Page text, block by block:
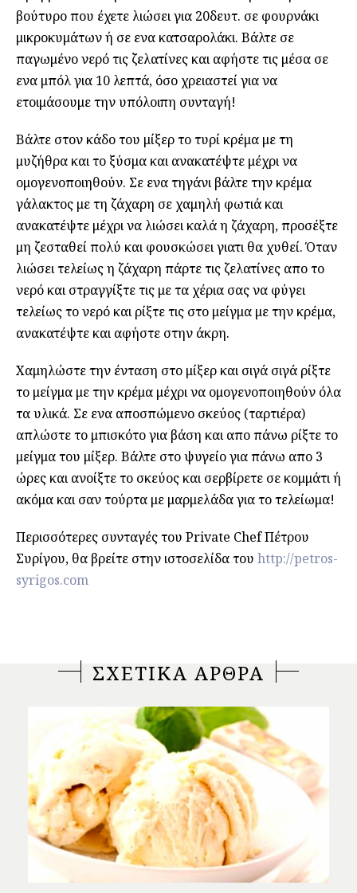
βούτυρο που έχετε λιώσει για 20δευτ. σε φουρνάκι
μικροκυμάτων ή σε ενα κατσαρολάκι. Βάλτε σε
παγωμένο νερό τις ζελατίνες και αφήστε τις μέσα σε
ενα μπόλ για 10 λεπτά, όσο χρειαστεί για να
ετοιμάσουμε την υπόλοιπη συνταγή!
Βάλτε στον κάδο του μίξερ το τυρί κρέμα με τη
μυζήθρα και το ξύσμα και ανακατέψτε μέχρι να
ομογενοποιηθούν. Σε ενα τηγάνι βάλτε την κρέμα
γάλακτος με τη ζάχαρη σε χαμηλή φωτιά και
ανακατέψτε μέχρι να λιώσει καλά η ζάχαρη, προσέξτε
μη ζεσταθεί πολύ και φουσκώσει γιατι θα χυθεί. Όταν
λιώσει τελείως η ζάχαρη πάρτε τις ζελατίνες απο το
νερό και στραγγίξτε τις με τα χέρια σας να φύγει
τελείως το νερό και ρίξτε τις στο μείγμα με την κρέμα,
ανακατέψτε και αφήστε στην άκρη.
Χαμηλώστε την ένταση στο μίξερ και σιγά σιγά ρίξτε
το μείγμα με την κρέμα μέχρι να ομογενοποιηθούν όλα
τα υλικά. Σε ενα αποσπώμενο σκεύος (ταρτιέρα)
απλώστε το μπισκότο για βάση και απο πάνω ρίξτε το
μείγμα του μίξερ. Βάλτε στο ψυγείο για πάνω απο 3
ώρες και ανοίξτε το σκεύος και σερβίρετε σε κομμάτι ή
ακόμα και σαν τούρτα με μαρμελάδα για το τελείωμα!
Περισσότερες συνταγές του Private Chef Πέτρου
Συρίγου, θα βρείτε στην ιστοσελίδα του http://petros-
syrigos.com
ΣΧΕΤΙΚΑ ΑΡΘΡΑ